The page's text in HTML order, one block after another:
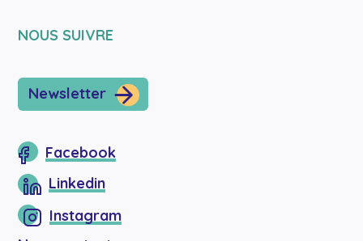
NOUS SUIVRE
Newsletter
Facebook
Linkedin
Instagram